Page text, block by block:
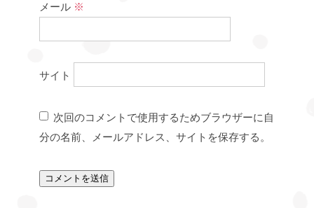
メール ※
サイト
次回のコメントで使用するためブラウザーに自
分の名前、メールアドレス、サイトを保存する。